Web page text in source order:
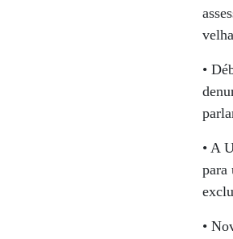
•
• A
para
•